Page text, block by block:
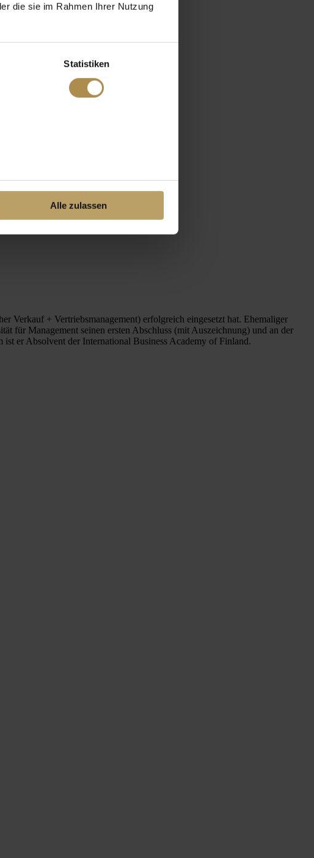
die sie im Rahmen Ihrer Nutzung
Statistiken
Alle zulassen
Verkauf + Vertriebsmanagement) erfolgreich eingesetzt hat. Ehemaliger
für Management seinen ersten Abschluss (mit Auszeichnung) und an der
er Absolvent der International Business Academy of Finland.